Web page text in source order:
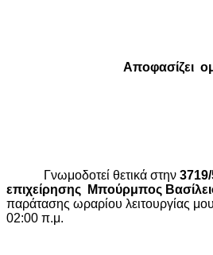
Αποφασίζει
Γνωμοδοτεί θετικά στην
επιχείρησης
Μπούρμπος
παράτασης ωραρίου λειτουργίας
02:00 π.μ.